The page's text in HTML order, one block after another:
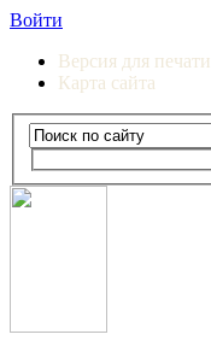
Войти
Версия для печати
Карта сайта